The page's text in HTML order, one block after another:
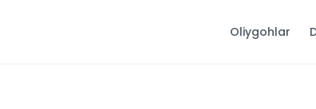
Oliygohlar